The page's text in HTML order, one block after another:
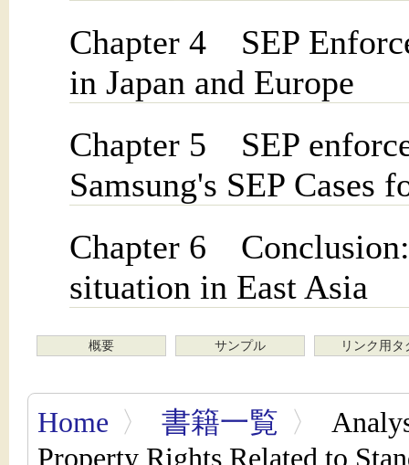
Chapter 4 SEP
in Japan and Europe
Chapter 5 SEP
Samsung's SEP Cases
Chapter 6
situation in East Asia
概要 サンプル リンク用タ
Home 〉 書籍一覧 〉
Property Rights Related to